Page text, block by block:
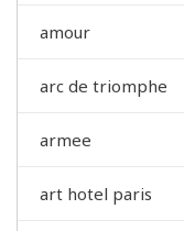
amour
arc de triomphe
armee
art hotel paris